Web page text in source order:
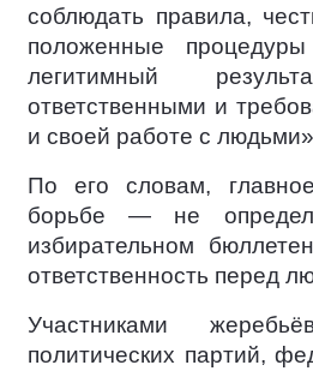
соблюдать правила,
положенные
легитимный
ответственными и
и своей работе с
По его словам,
борьбе — не
избирательном
ответственность перед
Участниками
политических партий,